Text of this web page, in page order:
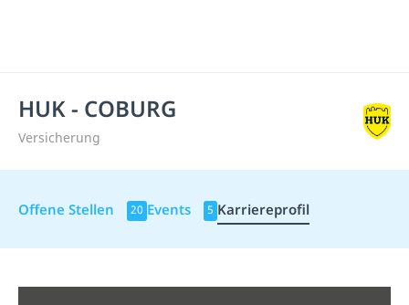
HUK - COBURG
Versicherung
Offene Stellen 20 Events 5 Karriereprofil